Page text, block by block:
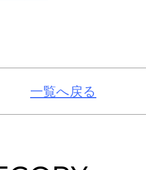
一覧へ戻る